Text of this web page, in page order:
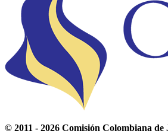
© 2011 - 2026 Comisión Colombiana de